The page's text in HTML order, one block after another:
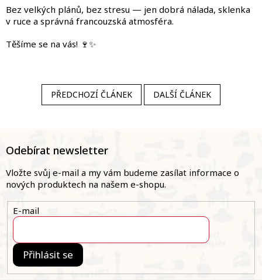
Bez velkých plánů, bez stresu — jen dobrá nálada, sklenka
v ruce a správná francouzská atmosféra.
Těšíme se na vás! 🍷✨
PŘEDCHOZÍ ČLÁNEK DALŠÍ ČLÁNEK
a
Odebírat newsletter
Vložte svůj e-mail a my vám budeme zasílat informace o
nových produktech na našem e-shopu.
E-mail
Přihlásit se